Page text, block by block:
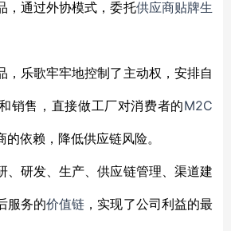
，通过外协模式，委托供应商贴牌生
，乐歌牢牢地控制了主动权，安排自
销售，直接做工厂对消费者的M2C
的依赖，降低供应链风险。
、研发、生产、供应链管理、渠道建
服务的价值链 ，实现了公司利益的最